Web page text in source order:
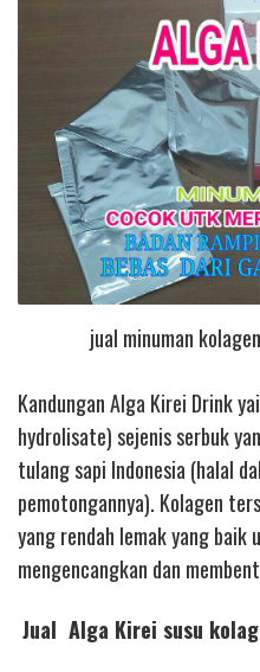
jual minuman
Kandungan Alga Kirei Drink
hydrolisate) sejenis serbuk
tulang sapi Indonesia (halal
pemotongannya). Kolagen
yang rendah lemak yang
mengencangkan dan
Jual Alga Kirei susu